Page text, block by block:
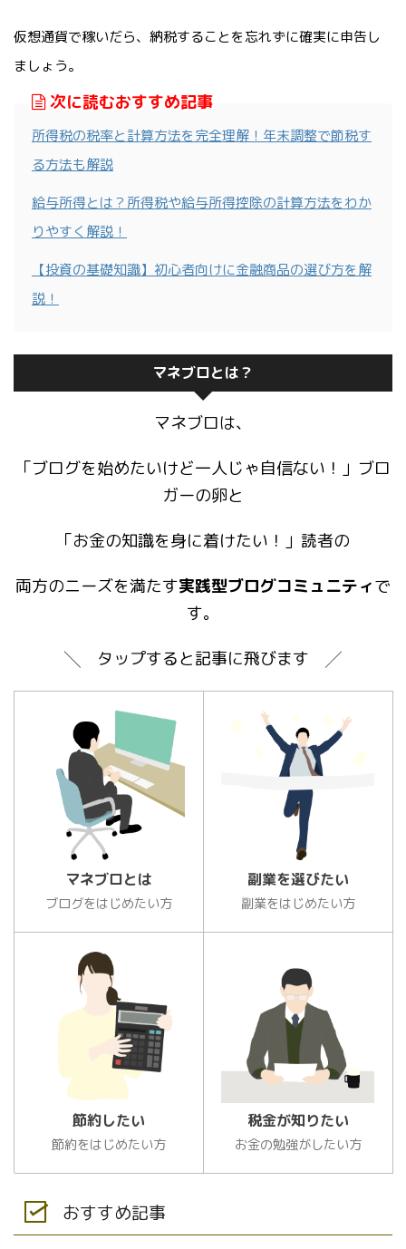
仮想通貨で稼いだら、納税することを忘れずに確実に申告し
ましょう。
次に読むおすすめ記事
所得税の税率と計算方法を完全理解！年末調整で節税す
る方法も解説
給与所得とは？所得税や給与所得控除の計算方法をわか
りやすく解説！
【投資の基礎知識】初心者向けに金融商品の選び方を解
説！
マネブロとは？
マネブロは、
「ブログを始めたいけど一人じゃ自信ない！」ブロ
ガーの卵と
「お金の知識を身に着けたい！」読者の
両方のニーズを満たす実践型ブログコミュニティで
す。
╲ タップすると記事に飛びます ╱
マネブロとは
ブログをはじめたい方
副業を選びたい
副業をはじめたい方
節約したい
節約をはじめたい方
税金が知りたい
お金の勉強がしたい方
おすすめ記事